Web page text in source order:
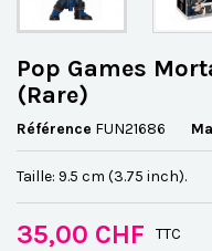
Pop Games
(Rare)
Référence FUN21686
Taille: 9.5 cm (3.75 inch).
35,00 CHF TTC